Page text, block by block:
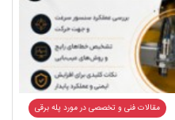
مقالات فنی و تخصصی در مورد پله برقی